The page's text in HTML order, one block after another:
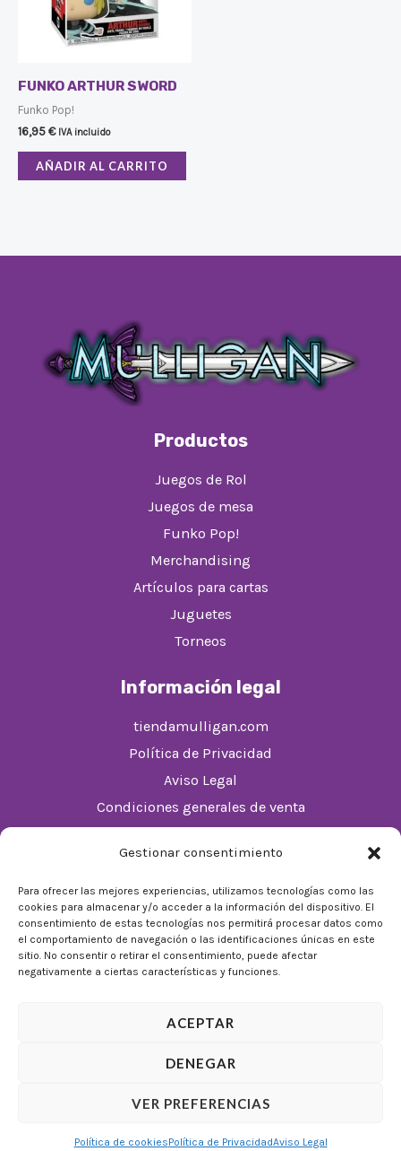
Gestionar consentimiento
Para ofrecer las mejores experiencias, utilizamos tecnologías como las
cookies para almacenar y/o acceder a la información del dispositivo. El
consentimiento de estas tecnologías nos permitirá procesar datos como
el comportamiento de navegación o las identificaciones únicas en este
sitio. No consentir o retirar el consentimiento, puede afectar
negativamente a ciertas características y funciones.
ACEPTAR
DENEGAR
VER PREFERENCIAS
Política de cookiesPolítica de PrivacidadAviso Legal
FUNKO ARTHUR SWORD
Funko Pop!
16,95€ IVA incluido
AÑADIR AL CARRITO
Productos
Juegos de Rol
Juegos de mesa
Funko Pop!
Merchandising
Artículos para cartas
Juguetes
Torneos
Información legal
tiendamulligan.com
Política de Privacidad
Aviso Legal
Condiciones generales de venta
De Lunes a Domingos de 10:00 a 22:00
Festivos sujetos al horario del Málaga Factory
© 2026 Tienda Mulligan │ Desarrollado por